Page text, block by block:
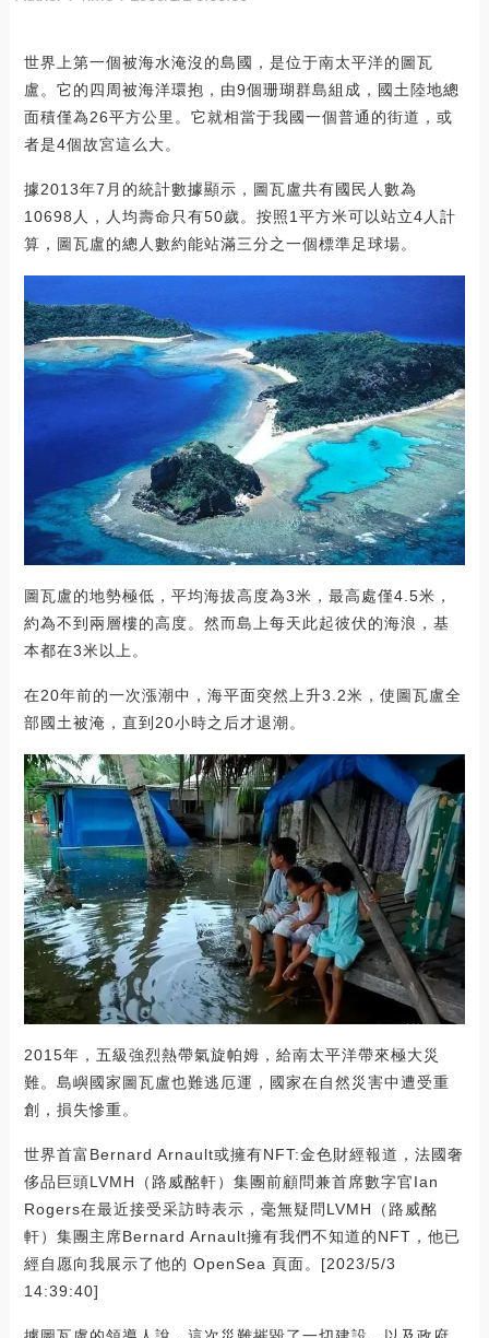
世界上第一個被海水淹沒的島國，是位于南太平洋的圖瓦
盧。它的四周被海洋環抱，由9個珊瑚群島組成，國土陸地總
面積僅為26平方公里。它就相當于我國一個普通的街道，或
者是4個故宮這么大。
據2013年7月的統計數據顯示，圖瓦盧共有國民人數為
10698人，人均壽命只有50歲。按照1平方米可以站立4人計
算，圖瓦盧的總人數約能站滿三分之一個標準足球場。
圖瓦盧的地勢極低，平均海拔高度為3米，最高處僅4.5米，
約為不到兩層樓的高度。然而島上每天此起彼伏的海浪，基
本都在3米以上。
在20年前的一次漲潮中，海平面突然上升3.2米，使圖瓦盧全
部國土被淹，直到20小時之后才退潮。
2015年，五級強烈熱帶氣旋帕姆，給南太平洋帶來極大災
難。島嶼國家圖瓦盧也難逃厄運，國家在自然災害中遭受重
創，損失慘重。
世界首富Bernard Arnault或擁有NFT:金色財經報道，法國奢
侈品巨頭LVMH（路威酩軒）集團前顧問兼首席數字官Ian
Rogers在最近接受采訪時表示，毫無疑問LVMH（路威酩
軒）集團主席Bernard Arnault擁有我們不知道的NFT，他已
經自愿向我展示了他的 OpenSea 頁面。[2023/5/3
14:39:40]